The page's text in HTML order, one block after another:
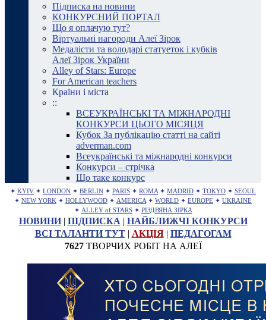
Підписка на новини
КОНКУРСНИЙ ПОРТАЛ
Що я оплачую тут?
Віртуальні нагороди Алеї Зірок
Медалісти та володарі статуеток і кубків
Алеї Зірок України
Alley of Stars: Europe
For American teachers
Країни і міста
::
ВСЕУКРАЇНСЬКІ ТА МІЖНАРОДНІ
КОНКУРСИ ЦЬОГО МІСЯЦЯ
Кубок За публікацію статті на сайті
adverman.com
Всеукраїнські та міжнародні конкурси
Конкурси – стрічка
Що таке конкурс
✦ KYIV ✦ LONDON ✦ BERLIN ✦ PARIS ✦ ROMA ✦ MADRID ✦ TOKYO ✦ SEOUL
✦ NEW YORK ✦ HOLLYWOOD ✦ AMERICA ✦ WORLD ✦ EUROPE ✦ UKRAINE
✦ ALLEY of STARS ✦ РІЗДВЯНА ЗІРКА
НОВИНИ| ПІДПИСКА | НАЙБЛИЖЧІ КОНКУРСИ
ВСІ ТАЛАНТИ ТУТ| АКЦІЯ| ПЕДАГОГАМ
7627ТВОРЧИХ РОБІТ НА АЛЕЇ